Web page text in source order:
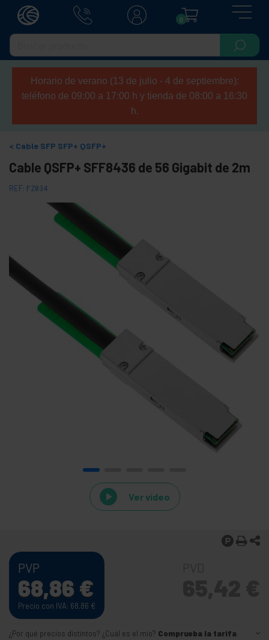
0
Horario de verano (13 de julio - 4 de septiembre):
teléfono de 09:00 a 17:00 h y tienda de 08:00 a 16:30
h.
Cable SFP SFP+ QSFP+
Cable QSFP+ SFF8436 de 56 Gigabit de 2m
REF: FZ034
Ver video
PVP
68,86 €
Precio con IVA: 68,86 €
¿Por qué precios distintos? ¿Cuál es el mío? Comprueba la tarifa